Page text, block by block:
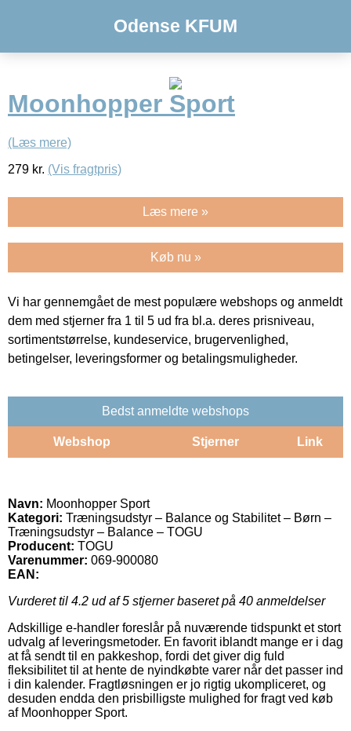
Odense KFUM
Moonhopper Sport
(Læs mere)
279 kr. (Vis fragtpris)
Læs mere »
Køb nu »
Vi har gennemgået de mest populære webshops og anmeldt
dem med stjerner fra 1 til 5 ud fra bl.a. deres prisniveau,
sortimentstørrelse, kundeservice, brugervenlighed,
betingelser, leveringsformer og betalingsmuligheder.
Bedst anmeldte webshops
Webshop Stjerner Link
Navn: Moonhopper Sport
Kategori: Træningsudstyr – Balance og Stabilitet – Børn –
Træningsudstyr – Balance – TOGU
Producent: TOGU
Varenummer: 069-900080
EAN:
Vurderet til 4.2 ud af 5 stjerner baseret på 40 anmeldelser
Adskillige e-handler foreslår på nuværende tidspunkt et stort
udvalg af leveringsmetoder. En favorit iblandt mange er i dag
at få sendt til en pakkeshop, fordi det giver dig fuld
fleksibilitet til at hente de nyindkøbte varer når det passer ind
i din kalender. Fragtløsningen er jo rigtig ukompliceret, og
desuden endda den prisbilligste mulighed for fragt ved køb
af Moonhopper Sport.